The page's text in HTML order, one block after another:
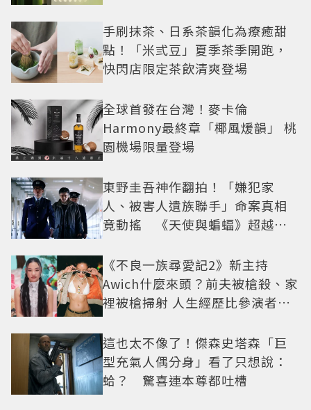
手刷抹茶、日系茶韻化為療癒甜
點！「米弎豆」夏季茶季開跑，
快閃店限定茶飲清爽登場
全球首發在台灣！麥卡倫
Harmony最終章「椰風煖韻」 桃
園機場限量登場
東野圭吾神作翻拍！「嫌犯家
人、被害人遺族聯手」命案真相
竟動搖 《天使與蝙蝠》超越懸
《不良一族尋愛記2》新主持
Awich什麼來頭？前夫被槍殺、家
裡被槍掃射 人生經歷比參演者還
這也太不像了！傑森史塔森「巨
型充氣人偶分身」看了只想說：
蛤？ 驚喜連本尊都吐槽